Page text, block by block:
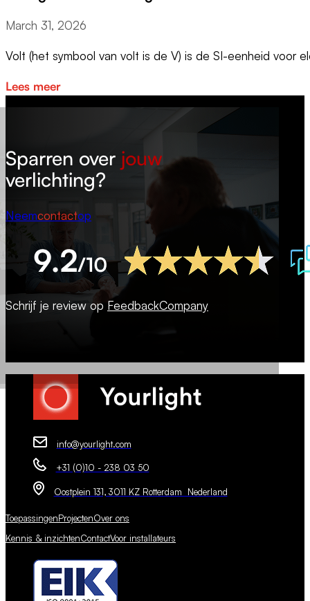
March 31, 2026
Volt (het symbool van volt is de V) is de SI-eenheid voor
Lees meer
Sparren over jouw
verlichting?
Neemcontactop
Schrijf je review op FeedbackCompany
info@yourlight.com
+31 (0)10 - 238 03 50
Oostplein 131, 3011 KZ Rotterdam Nederland
ToepassingenProjectenOver ons
Kennis & inzichtenContactVoor installateurs